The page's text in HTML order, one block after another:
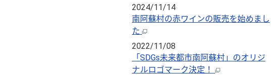
2024/11/14
南阿蘇村の赤ワインの販売を始めまし
た
2022/11/08
「SDGs未来都市南阿蘇村」のオリジ
ナルロゴマーク決定！